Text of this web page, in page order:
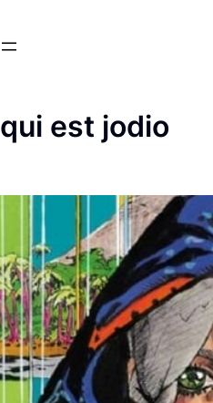
qui est jodio